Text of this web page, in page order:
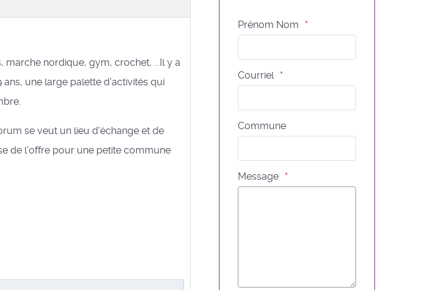
marche nordique, gym, crochet, ...Il y a
une large palette d'activités qui
se veut un lieu d'échange et de
de l'offre pour une petite commune
Prénom Nom
Courriel
Commune
Message